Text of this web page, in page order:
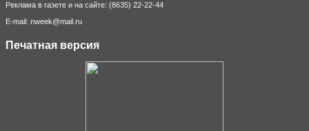
Реклама в газете и на сайте: (8635) 22-22-44
E-mail: nweek@mail.ru
Печатная версия